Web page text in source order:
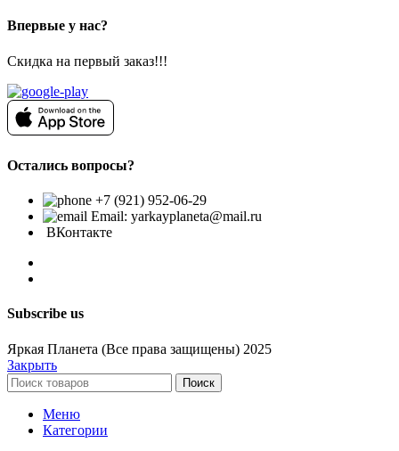
Впервые у нас?
Скидка на первый заказ!!!
Остались вопросы?
+7 (921) 952-06-29
Email: yarkayplaneta@mail.ru
ВКонтакте
Subscribe us
Яркая Планета (Все права защищены) 2025
Закрыть
Поиск
Меню
Категории